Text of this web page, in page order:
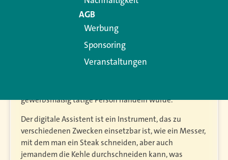
nach Bedarfsanalyse gegen die Erlaubnispflicht nach §
34d GewO und dies sei dann gemäß § 144 GewO als
Ordnungswidrigkeit zu bestrafen, kann doch einfach
Anzeige erstatten. Indes bedürfte ein menschlicher
angestellter Assistent gegenüber seinem Arbeitgeber
gewerbsmäßig tätige Person handeln würde.
Der digitale Assistent ist ein Instrument, das zu
verschiedenen Zwecken einsetzbar ist, wie ein Messer,
mit dem man ein Steak schneiden, aber auch
jemandem die Kehle durchschneiden kann, was
AGB
Werbung
Sponsoring
Veranstaltungen